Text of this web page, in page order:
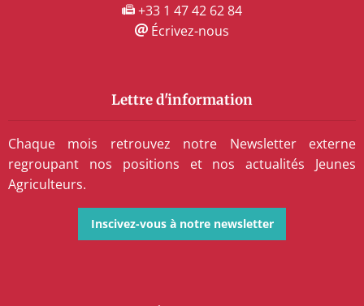
+33 1 47 42 62 84
Écrivez-nous
Lettre d'information
Chaque mois retrouvez notre Newsletter externe
regroupant nos positions et nos actualités Jeunes
Agriculteurs.
Inscivez-vous à notre newsletter